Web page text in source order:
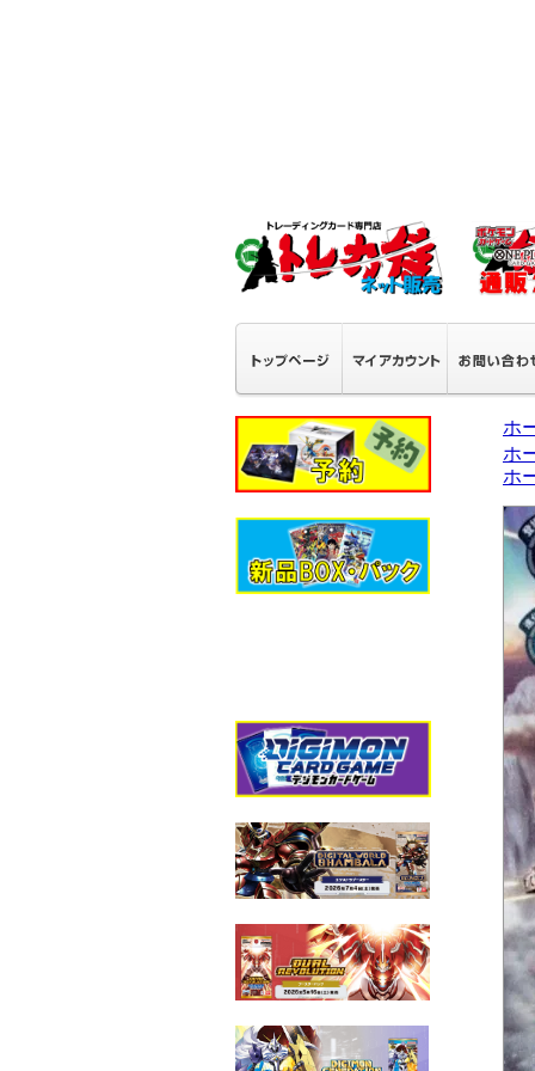
ホ
ホ
ホ